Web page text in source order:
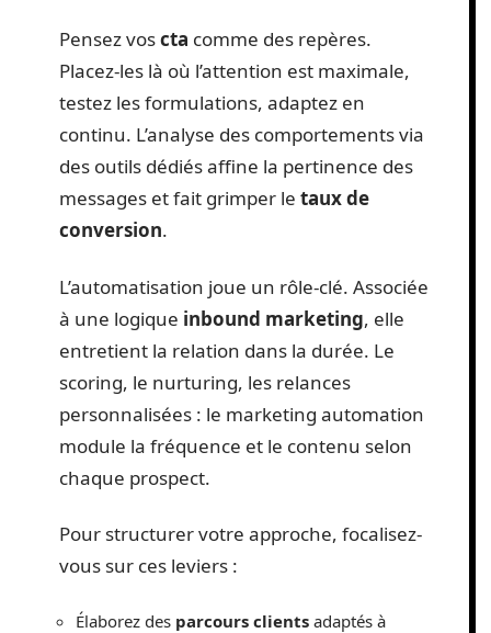
Pensez voscta comme des repères.
Placez-les là où l’attention est maximale,
testez les formulations, adaptez en
continu. L’analyse des comportements via
des outils dédiés affine la pertinence des
messages et fait grimper le taux de
conversion.
L’automatisation joue un rôle-clé. Associée
à une logique inbound marketing, elle
entretient la relation dans la durée. Le
scoring, le nurturing, les relances
personnalisées : le marketing automation
module la fréquence et le contenu selon
chaque prospect.
Pour structurer votre approche, focalisez-
vous sur ces leviers :
Élaborez des parcours clients adaptés à